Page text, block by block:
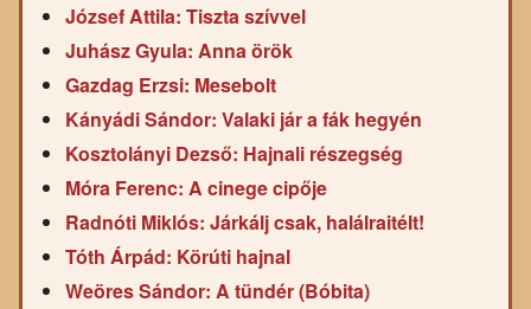
József Attila: Tiszta szívvel
Juhász Gyula: Anna örök
Gazdag Erzsi: Mesebolt
Kányádi Sándor: Valaki jár a fák hegyén
Kosztolányi Dezső: Hajnali részegség
Móra Ferenc: A cinege cipője
Radnóti Miklós: Járkálj csak, halálraitélt!
Tóth Árpád: Körúti hajnal
Weöres Sándor: A tündér (Bóbita)